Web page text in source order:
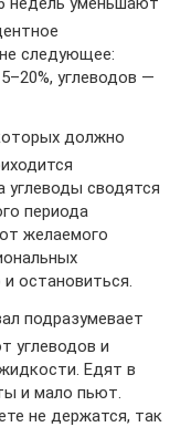
следующее:
углеводов —
должно
сводятся
периода
желаемого
остановиться.
подразумевает
углеводов и
Едят в
и мало пьют.
не держатся, так